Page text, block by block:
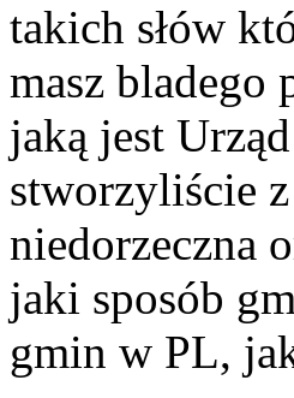
takich słów
masz bladego
jaką jest
stworzyliście z
niedorzeczna
jaki sposób
gmin w PL,